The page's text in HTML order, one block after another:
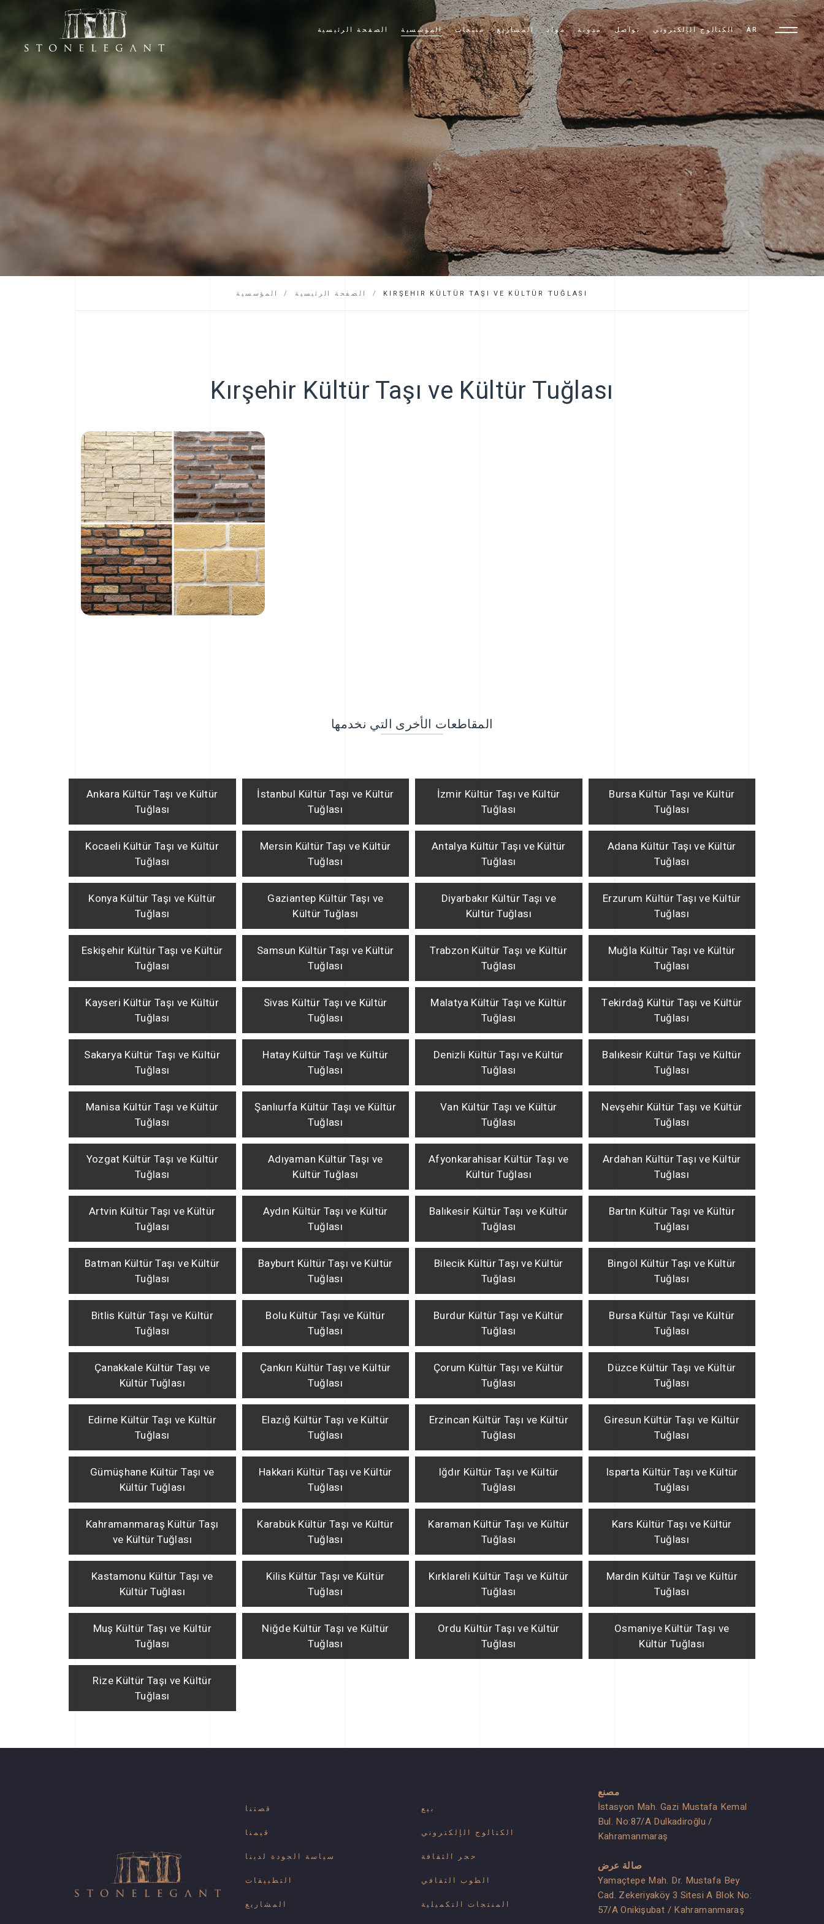
الصفحة الرئيسية المؤسسية
قصتنا
قيمنا
سياسة الجودة لدينا
التطبيقات
الشهادات
أخبار وأحداث
بيع
أشرطة فيديو
منتجات
حجر الثقافة
الطوب الثقافي
المشاريع مواد مدونة تواصل الكتالوج الإلكتروني AR
TR
EN
AR
الصفحة الرئيسية المؤسسية KIRŞEHIR KÜLTÜR TAŞI VE KÜLTÜR TUĞLASI
Kırşehir Kültür Taşı ve Kültür Tuğlası
المقاطعات الأخرى التي نخدمها
Ankara Kültür Taşı ve Kültür
Tuğlası
İstanbul Kültür Taşı ve Kültür
Tuğlası
İzmir Kültür Taşı ve Kültür
Tuğlası
Bursa Kültür Taşı ve Kültür
Tuğlası
Kocaeli Kültür Taşı ve Kültür
Tuğlası
Mersin Kültür Taşı ve Kültür
Tuğlası
Antalya Kültür Taşı ve Kültür
Tuğlası
Adana Kültür Taşı ve Kültür
Tuğlası
Konya Kültür Taşı ve Kültür
Tuğlası
Gaziantep Kültür Taşı ve
Kültür Tuğlası
Diyarbakır Kültür Taşı ve
Kültür Tuğlası
Erzurum Kültür Taşı ve Kültür
Tuğlası
Eskişehir Kültür Taşı ve Kültür
Tuğlası
Samsun Kültür Taşı ve Kültür
Tuğlası
Trabzon Kültür Taşı ve Kültür
Tuğlası
Muğla Kültür Taşı ve Kültür
Tuğlası
Kayseri Kültür Taşı ve Kültür
Tuğlası
Sivas Kültür Taşı ve Kültür
Tuğlası
Malatya Kültür Taşı ve Kültür
Tuğlası
Tekirdağ Kültür Taşı ve Kültür
Tuğlası
Sakarya Kültür Taşı ve Kültür
Tuğlası
Hatay Kültür Taşı ve Kültür
Tuğlası
Denizli Kültür Taşı ve Kültür
Tuğlası
Balıkesir Kültür Taşı ve Kültür
Tuğlası
Manisa Kültür Taşı ve Kültür
Tuğlası
Şanlıurfa Kültür Taşı ve Kültür
Tuğlası
Van Kültür Taşı ve Kültür
Tuğlası
Nevşehir Kültür Taşı ve Kültür
Tuğlası
Yozgat Kültür Taşı ve Kültür
Tuğlası
Adıyaman Kültür Taşı ve
Kültür Tuğlası
Afyonkarahisar Kültür Taşı ve
Kültür Tuğlası
Ardahan Kültür Taşı ve Kültür
Tuğlası
Artvin Kültür Taşı ve Kültür
Tuğlası
Aydın Kültür Taşı ve Kültür
Tuğlası
Balıkesir Kültür Taşı ve Kültür
Tuğlası
Bartın Kültür Taşı ve Kültür
Tuğlası
Batman Kültür Taşı ve Kültür
Tuğlası
Bayburt Kültür Taşı ve Kültür
Tuğlası
Bilecik Kültür Taşı ve Kültür
Tuğlası
Bingöl Kültür Taşı ve Kültür
Tuğlası
Bitlis Kültür Taşı ve Kültür
Tuğlası
Bolu Kültür Taşı ve Kültür
Tuğlası
Burdur Kültür Taşı ve Kültür
Tuğlası
Bursa Kültür Taşı ve Kültür
Tuğlası
Çanakkale Kültür Taşı ve
Kültür Tuğlası
Çankırı Kültür Taşı ve Kültür
Tuğlası
Çorum Kültür Taşı ve Kültür
Tuğlası
Düzce Kültür Taşı ve Kültür
Tuğlası
Edirne Kültür Taşı ve Kültür
Tuğlası
Elazığ Kültür Taşı ve Kültür
Tuğlası
Erzincan Kültür Taşı ve Kültür
Tuğlası
Giresun Kültür Taşı ve Kültür
Tuğlası
Gümüşhane Kültür Taşı ve
Kültür Tuğlası
Hakkari Kültür Taşı ve Kültür
Tuğlası
Iğdır Kültür Taşı ve Kültür
Tuğlası
Isparta Kültür Taşı ve Kültür
Tuğlası
Kahramanmaraş Kültür Taşı
ve Kültür Tuğlası
Karabük Kültür Taşı ve Kültür
Tuğlası
Karaman Kültür Taşı ve Kültür
Tuğlası
Kars Kültür Taşı ve Kültür
Tuğlası
Kastamonu Kültür Taşı ve
Kültür Tuğlası
Kilis Kültür Taşı ve Kültür
Tuğlası
Kırklareli Kültür Taşı ve Kültür
Tuğlası
Mardin Kültür Taşı ve Kültür
Tuğlası
Muş Kültür Taşı ve Kültür
Tuğlası
Niğde Kültür Taşı ve Kültür
Tuğlası
Ordu Kültür Taşı ve Kültür
Tuğlası
Osmaniye Kültür Taşı ve
Kültür Tuğlası
Rize Kültür Taşı ve Kültür
Tuğlası
قصتنا
قيمنا
سياسة الجودة لدينا
التطبيقات
المشاريع
بيع
الكتالوج الإلكتروني
حجر الثقافة
الطوب الثقافي
المنتجات التكميلية
مصنع
İstasyon Mah. Gazi Mustafa Kemal
Bul. No:87/A Dulkadiroğlu /
Kahramanmaraş
صالة عرض
Yamaçtepe Mah. Dr. Mustafa Bey
Cad. Zekeriyaköy 3 Sitesi A Blok No:
57/A Onikişubat / Kahramanmaraş